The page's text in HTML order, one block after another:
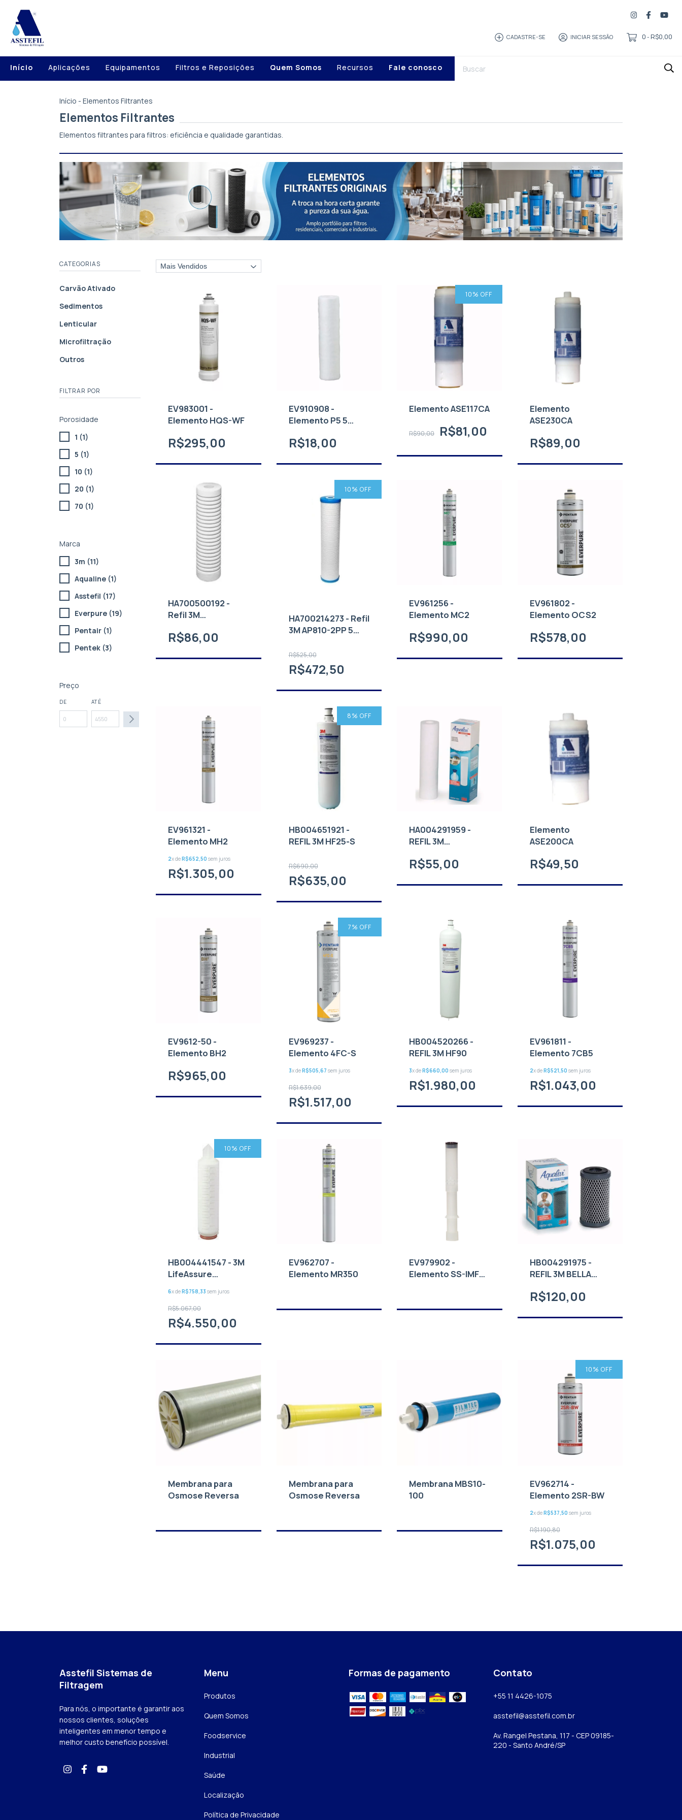
CADASTRE-SE INICIAR SESSÃO 0 - R$0,00
Início Aplicações Equipamentos Filtros e Reposições Quem Somos Recursos Fale conosco
Início - Elementos Filtrantes
Elementos Filtrantes
Elementos filtrantes para filtros: eficiência e qualidade garantidas.
CATEGORIAS
Carvão Ativado
Sedimentos
Lenticular
Microfiltração
Outros
FILTRAR POR
Porosidade
1 (1)
5 (1)
10 (1)
20 (1)
70 (1)
Marca
3m (11)
Aqualine (1)
Asstefil (17)
Everpure (19)
Pentair (1)
Pentek (3)
Preço
DE ATÉ
EV983001 -
Elemento HQS-WF
R$295,00
EV910908 -
Elemento P5 5
R$18,00
10% OFF
Elemento ASE117CA
R$90,00 R$81,00
Elemento
ASE230CA
R$89,00
HA700500192 -
Refil 3M
R$86,00
10% OFF
HA700214273 - Refil
3M AP810-2PP 5
R$525,00
R$472,50
EV961256 -
Elemento MC2
R$990,00
EV961802 -
Elemento OCS2
R$578,00
EV961321 -
Elemento MH2
2x deR$652,50 sem juros
R$1.305,00
8% OFF
HB004651921 -
REFIL 3M HF25-S
R$690,00
R$635,00
HA004291959 -
REFIL 3M
R$55,00
Elemento
ASE200CA
R$49,50
EV9612-50 -
Elemento BH2
R$965,00
7% OFF
EV969237 -
Elemento 4FC-S
3x deR$505,67 sem juros
R$1.639,00
R$1.517,00
HB004520266 -
REFIL 3M HF90
3x deR$660,00 sem juros
R$1.980,00
EV961811 -
Elemento 7CB5
2x deR$521,50 sem juros
R$1.043,00
10% OFF
HB004441547 - 3M
LifeAssure
micra
6x deR$758,33 sem juros
R$5.067,00
R$4.550,00
EV962707 -
Elemento MR350
EV979902 -
Elemento SS-IMF
HB004291975 -
REFIL 3M BELLA
R$120,00
Membrana para
Osmose Reversa
Membrana para
Osmose Reversa
Membrana MBS10-
100
10% OFF
EV962714 -
Elemento 2SR-BW
2x deR$537,50 sem juros
R$1.190,80
R$1.075,00
Asstefil Sistemas de
Filtragem
Para nós, o importante é garantir aos
nossos clientes, soluções
inteligentes em menor tempo e
melhor custo benefício possível.
Menu
Produtos
Quem Somos
Foodservice
Industrial
Saúde
Localização
Política de Privacidade
Formas de pagamento Contato
+55 11 4426-1075
asstefil@asstefil.com.br
Av. Rangel Pestana, 117 - CEP 09185-
220 - Santo André/SP